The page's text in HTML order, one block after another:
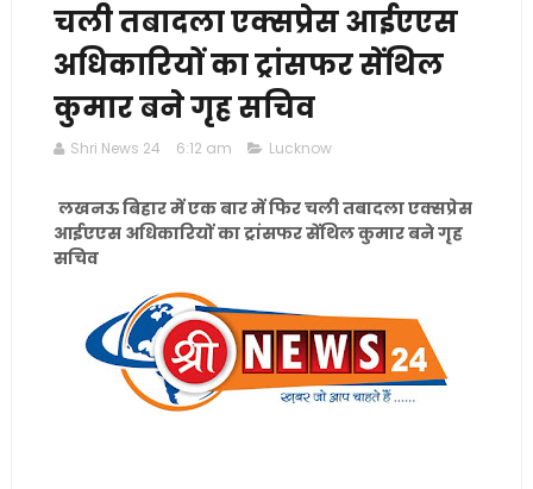
चली तबादला एक्सप्रेस आईएएस
अधिकारियों का ट्रांसफर सेंथिल
कुमार बने गृह सचिव
Shri News 24 6:12 am Lucknow
लखनऊ बिहार में एक बार में फिर चली तबादला एक्सप्रेस
आईएएस अधिकारियों का ट्रांसफर सेंथिल कुमार बने गृह
सचिव